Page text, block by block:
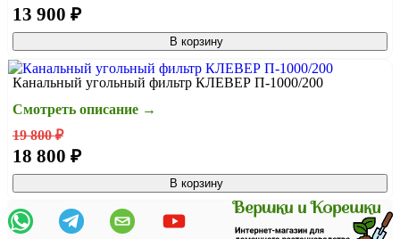
13 900 ₽
В корзину
Канальный угольный фильтр КЛЕВЕР П-1000/200
Смотреть описание →
19 800 ₽
18 800 ₽
В корзину